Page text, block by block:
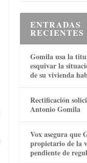
ENTRADAS
RECIENTES
Gomila usa la
esquivar la
de su vivienda
Rectificación
Antonio Gomila
Vox asegura que
propietario de la
pendiente de